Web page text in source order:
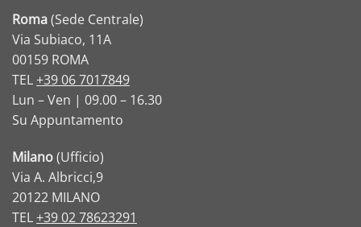
Roma(Sede Centrale)
Via Subiaco, 11A
00159 ROMA
TEL+39 06 7017849
Lun – Ven | 09.00 – 16.30
Su Appuntamento
Milano(Ufficio)
Via A. Albricci,9
20122 MILANO
TEL+39 02 78623291